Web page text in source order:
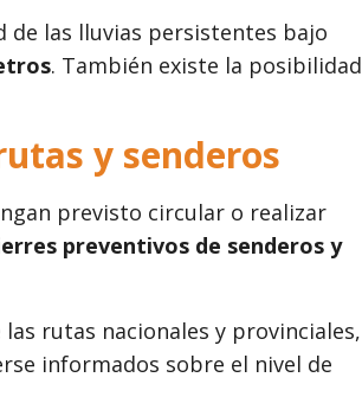
las lluvias persistentes bajo
. También existe la posibilidad
y senderos
previsto circular o realizar
preventivos de senderos y
rutas nacionales y provinciales,
informados sobre el nivel de